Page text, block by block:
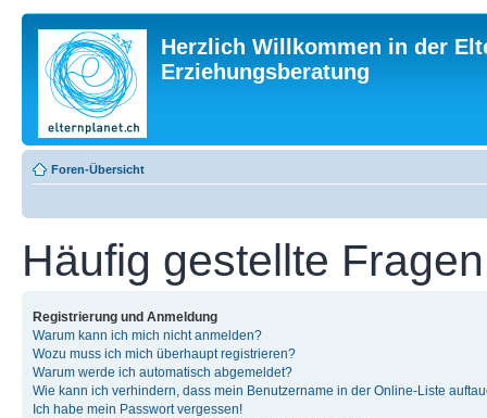
Herzlich Willkommen in der
Erziehungsberatung
Foren-Übersicht
Häufig gestellte Fragen
Registrierung und Anmeldung
Warum kann ich mich nicht anmelden?
Wozu muss ich mich überhaupt registrieren?
Warum werde ich automatisch abgemeldet?
Wie kann ich verhindern, dass mein Benutzername in der Online-Liste
Ich habe mein Passwort vergessen!